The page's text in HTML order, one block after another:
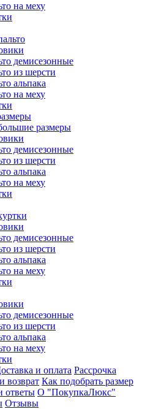
на меху
демисезонные
из шерсти
альпака
на меху
размеры
демисезонные
из шерсти
альпака
на меху
демисезонные
из шерсти
альпака
на меху
демисезонные
из шерсти
альпака
на меху
и оплата Рассрочка
возврат Как подобрать размер
ответы О "ПокупкаЛюкс"
Отзывы